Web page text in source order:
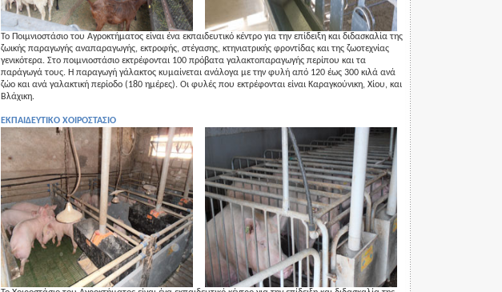
Το Ποιμνιοστάσιο του Αγροκτήματος είναι ένα εκπαιδευτικό κέντρο για την επίδειξη και διδασκαλία της
ζωικής παραγωγής αναπαραγωγής, εκτροφής, στέγασης, κτηνιατρικής φροντίδας και της ζωοτεχνίας
γενικότερα. Στο ποιμνιοστάσιο εκτρέφονται 100 πρόβατα γαλακτοπαραγωγής περίπου και τα
παράγωγά τους. Η παραγωγή γάλακτος κυμαίνεται ανάλογα με την φυλή από 120 έως 300 κιλά ανά
ζώο και ανά γαλακτική περίοδο (180 ημέρες). Οι φυλές που εκτρέφονται είναι Καραγκούνικη, Χίου, και
Βλάχικη.
ΕΚΠΑΙΔΕΥΤΙΚΟ ΧΟΙΡΟΣΤΑΣΙΟ